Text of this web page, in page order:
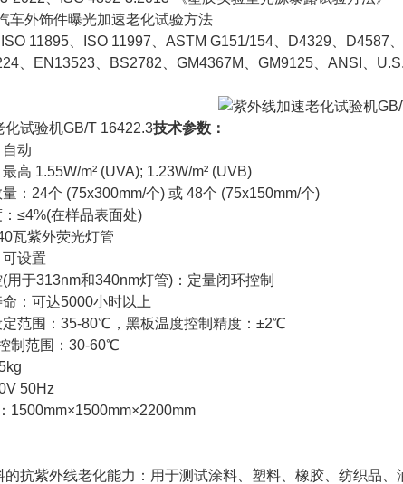
外饰件曝光加速老化试验方法
11895、ISO 11997、ASTM G151/154、D4329、D4587
、EN13523、BS2782、GM4367M、GM9125、ANSI、
试验机GB/T 16422.3技术参数：
动
1.55W/m² (UVA); 1.23W/m² (UVB)
24个 (75x300mm/个) 或 48个 (75x150mm/个)
≤4%(在样品表面处)
紫外荧光灯管
设置
于313nm和340nm灯管)：定量闭环控制
可达5000小时以上
范围：35-80℃，黑板温度控制精度：±2℃
范围：30-60℃
50Hz
抗紫外线老化能力：用于测试涂料、塑料、橡胶、纺织品